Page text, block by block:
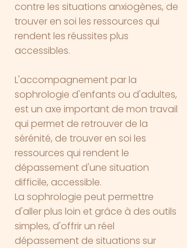
contre les situations anxiogènes, de
trouver en soi les ressources qui
rendent les réussites plus
accessibles.​
L'accompagnement par la
sophrologie d'enfants ou d'adultes,
est un axe important de mon travail
qui permet de retrouver de la
sérénité, de trouver en soi les
ressources qui rendent le
dépassement d'une situation
difficile, accessible.
La sophrologie peut permettre
d'aller plus loin et grâce à des outils
simples, d'offrir un réel
dépassement de situations sur